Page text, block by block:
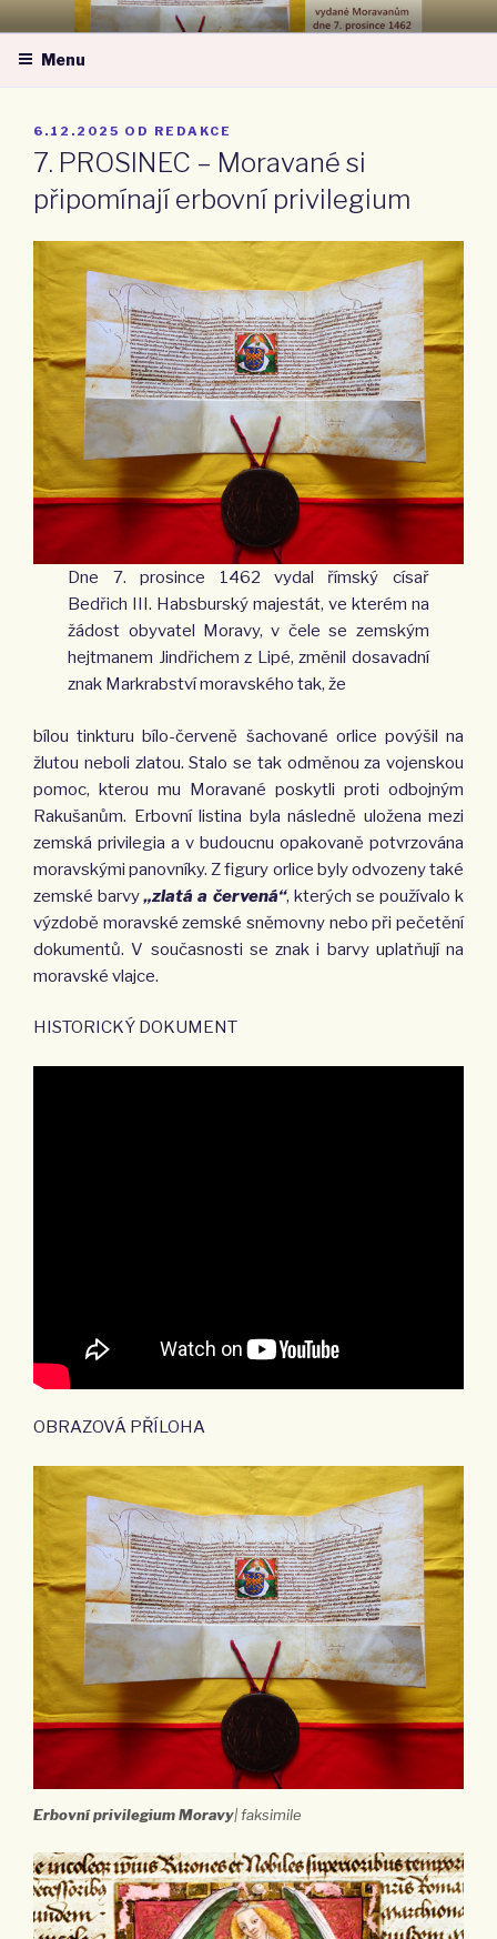
Přejít
k
obsahu
MORAVSKÁ NÁRODNÍ OBEC –
ZA MORAVU
Menu
PUBLIKOVÁNO
6.12.2025 OD REDAKCE
7. PROSINEC – Moravané si
připomínají erbovní privilegium
Dne 7. prosince 1462 vydal římský císař
Bedřich III. Habsburský majestát, ve kterém na
žádost obyvatel Moravy, v čele se zemským
hejtmanem Jindřichem z Lipé, změnil dosavadní
znak Markrabství moravského tak, že
bílou tinkturu bílo-červeně šacho­vané orlice povýšil na
žlutou neboli zlatou. Stalo se tak odměnou za vojenskou
po­moc, kterou mu Moravané poskytli proti odbojným
Rakušanům. Erbovní listina byla následně uložena mezi
zemská privilegia a v budoucnu opakovaně potvrzována
mo­ravskými panovníky. Z figury orlice byly odvozeny také
zemské barvy„zlatá a červe­ná“, kterých se používalo k
výzdobě moravské zemské sněmovny nebo při pečetění
dokumentů. V současnosti se znak i barvy uplatňují na
moravské vlajce.
HISTORICKÝ DOKUMENT
OBRAZOVÁ PŘÍLOHA
Erbovní privilegium Moravy| faksimile